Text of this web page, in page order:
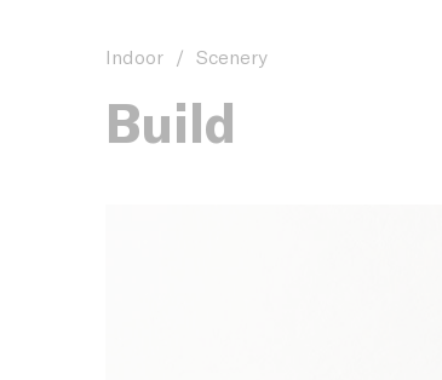
Indoor / Scenery
Build